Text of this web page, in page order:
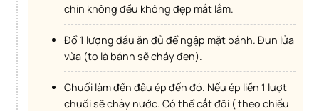
chín không đều không đẹp mắt lắm.
Đổ 1 lượng dầu ăn đủ để ngập mặt bánh. Đun lửa
vừa (to là bánh sẽ cháy đen).
Chuối làm đến đâu ép đến đó. Nếu ép liền 1 lượt
chuối sẽ chảy nước. Có thể cắt đôi ( theo chiều